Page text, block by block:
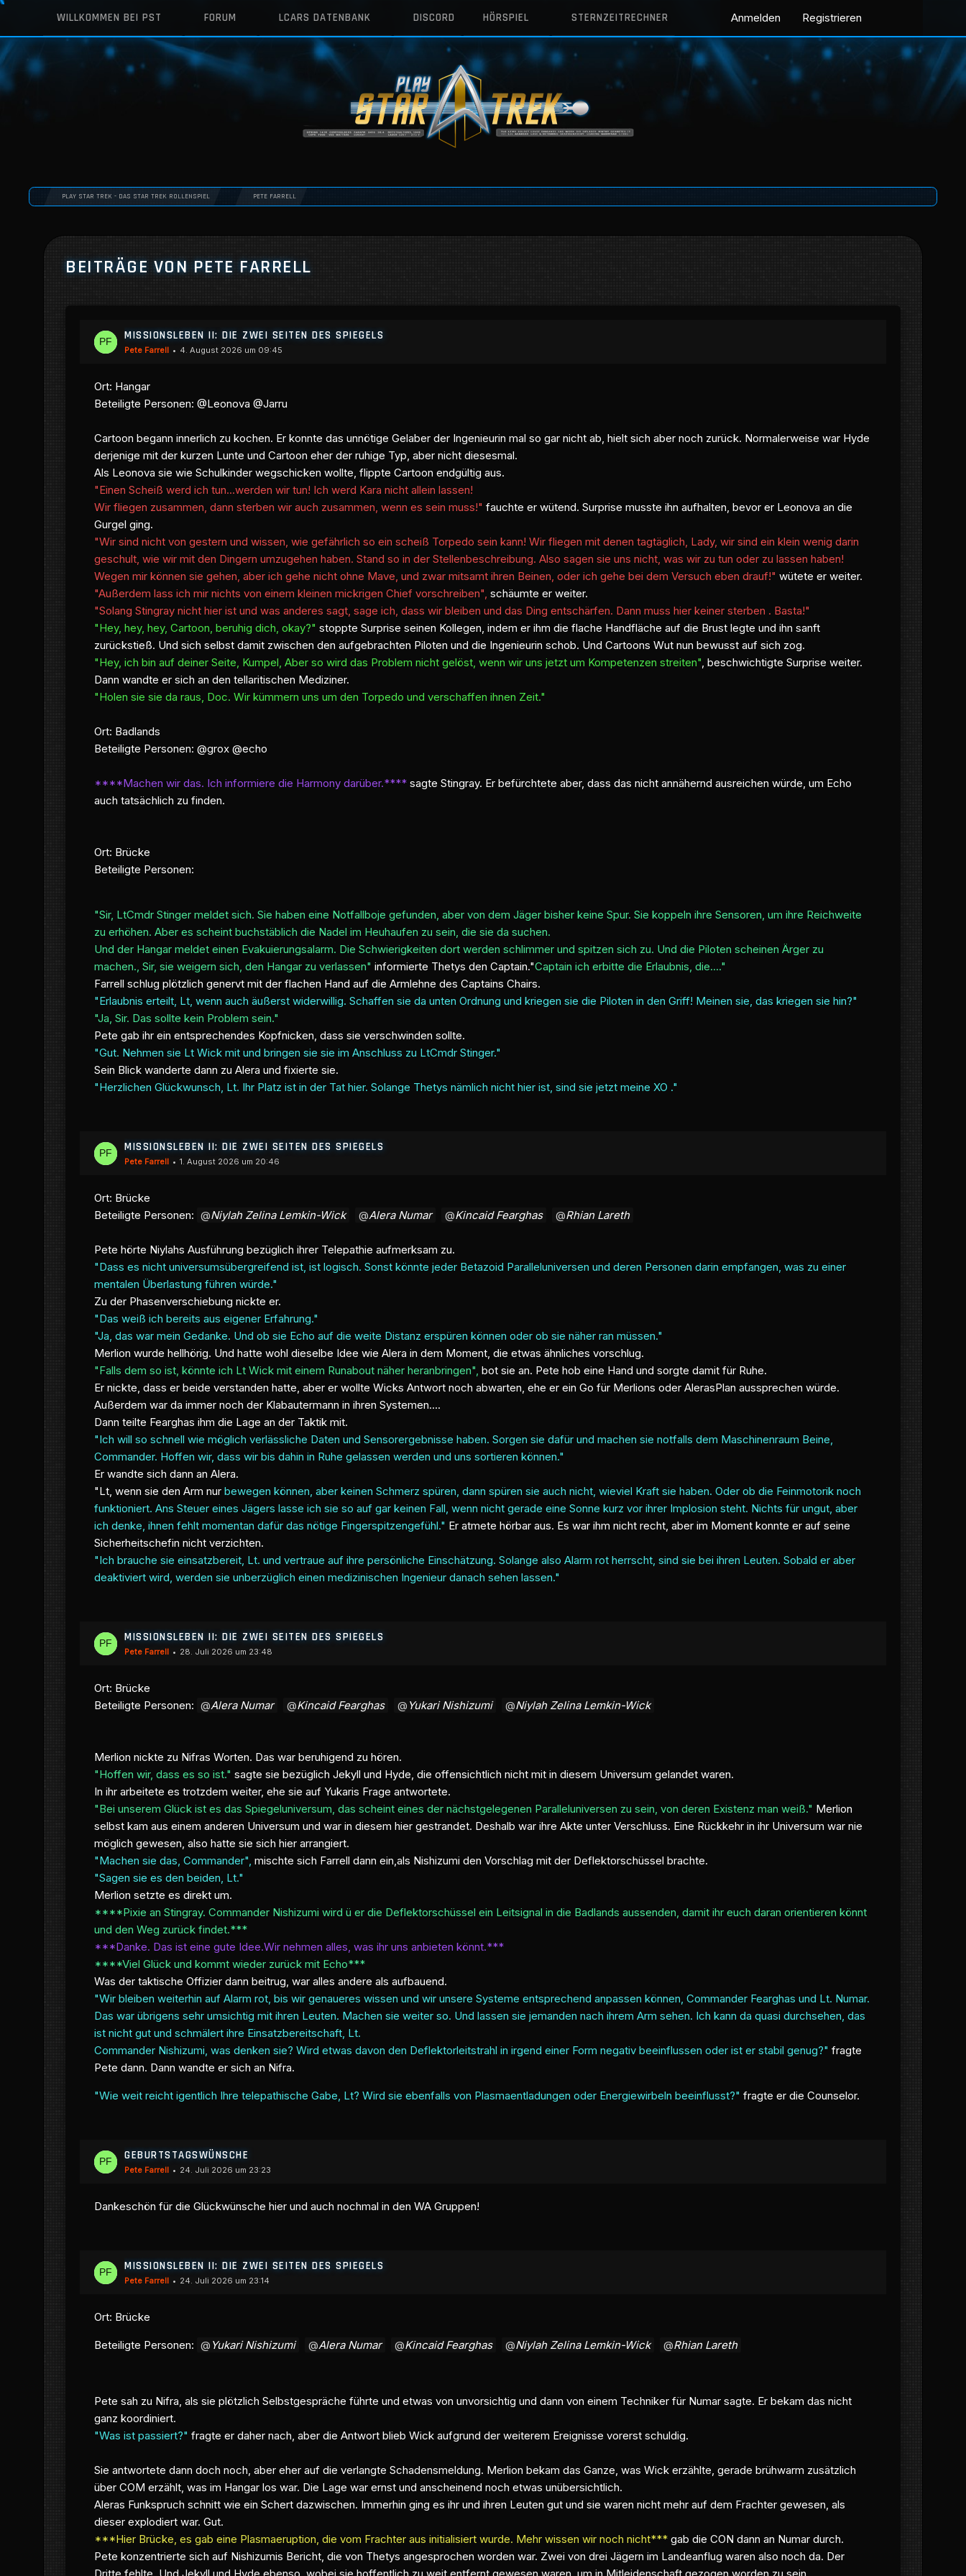
WILLKOMMEN BEI PST FORUM LCARS DATENBANK DISCORD HÖRSPIEL STERNZEITRECHNER Anmelden Registrieren
PLAY STAR TREK - DAS STAR TREK ROLLENSPIEL PETE FARRELL
BEITRÄGE VON PETE FARRELL
MISSIONSLEBEN II: DIE ZWEI SEITEN DES SPIEGELS
Pete Farrell 4. August 2026 um 09:45
Ort: Hangar
Beteiligte Personen: @Leonova @Jarru
Cartoon begann innerlich zu kochen. Er konnte das unnötige Gelaber der Ingenieurin mal so gar nicht ab, hielt sich aber noch zurück. Normalerweise war Hyde
derjenige mit der kurzen Lunte und Cartoon eher der ruhige Typ, aber nicht diesesmal.
Als Leonova sie wie Schulkinder wegschicken wollte, flippte Cartoon endgültig aus.
"Einen Scheiß werd ich tun...werden wir tun! Ich werd Kara nicht allein lassen!
Wir fliegen zusammen, dann sterben wir auch zusammen, wenn es sein muss!" fauchte er wütend. Surprise musste ihn aufhalten, bevor er Leonova an die
Gurgel ging.
"Wir sind nicht von gestern und wissen, wie gefährlich so ein scheiß Torpedo sein kann! Wir fliegen mit denen tagtäglich, Lady, wir sind ein klein wenig darin
geschult, wie wir mit den Dingern umzugehen haben. Stand so in der Stellenbeschreibung. Also sagen sie uns nicht, was wir zu tun oder zu lassen haben!
Wegen mir können sie gehen, aber ich gehe nicht ohne Mave, und zwar mitsamt ihren Beinen, oder ich gehe bei dem Versuch eben drauf!"wütete er weiter.
"Außerdem lass ich mir nichts von einem kleinen mickrigen Chief vorschreiben",schäumte er weiter.
"Solang Stingray nicht hier ist und was anderes sagt, sage ich, dass wir bleiben und das Ding entschärfen. Dann muss hier keiner sterben . Basta!"
"Hey, hey, hey, Cartoon, beruhig dich, okay?"stoppte Surprise seinen Kollegen, indem er ihm die flache Handfläche auf die Brust legte und ihn sanft
zurückstieß. Und sich selbst damit zwischen den aufgebrachten Piloten und die Ingenieurin schob. Und Cartoons Wut nun bewusst auf sich zog.
"Hey, ich bin auf deiner Seite, Kumpel, Aber so wird das Problem nicht gelöst, wenn wir uns jetzt um Kompetenzen streiten", beschwichtigte Surprise weiter.
Dann wandte er sich an den tellaritischen Mediziner.
"Holen sie sie da raus, Doc. Wir kümmern uns um den Torpedo und verschaffen ihnen Zeit."
Ort: Badlands
Beteiligte Personen: @grox @echo
****Machen wir das. Ich informiere die Harmony darüber.****sagte Stingray. Er befürchtete aber, dass das nicht annähernd ausreichen würde, um Echo
auch tatsächlich zu finden.
Ort: Brücke
Beteiligte Personen:
"Sir, LtCmdr Stinger meldet sich. Sie haben eine Notfallboje gefunden, aber von dem Jäger bisher keine Spur. Sie koppeln ihre Sensoren, um ihre Reichweite
zu erhöhen. Aber es scheint buchstäblich die Nadel im Heuhaufen zu sein, die sie da suchen.
Und der Hangar meldet einen Evakuierungsalarm. Die Schwierigkeiten dort werden schlimmer und spitzen sich zu. Und die Piloten scheinen Ärger zu
machen., Sir, sie weigern sich, den Hangar zu verlassen" informierte Thetys den Captain."Captain ich erbitte die Erlaubnis, die...."
Farrell schlug plötzlich genervt mit der flachen Hand auf die Armlehne des Captains Chairs.
"Erlaubnis erteilt, Lt, wenn auch äußerst widerwillig. Schaffen sie da unten Ordnung und kriegen sie die Piloten in den Griff! Meinen sie, das kriegen sie hin?"
"Ja, Sir. Das sollte kein Problem sein."
Pete gab ihr ein entsprechendes Kopfnicken, dass sie verschwinden sollte.
"Gut. Nehmen sie Lt Wick mit und bringen sie sie im Anschluss zu LtCmdr Stinger."
Sein Blick wanderte dann zu Alera und fixierte sie.
"Herzlichen Glückwunsch, Lt. Ihr Platz ist in der Tat hier. Solange Thetys nämlich nicht hier ist, sind sie jetzt meine XO ."
MISSIONSLEBEN II: DIE ZWEI SEITEN DES SPIEGELS
Pete Farrell 1. August 2026 um 20:46
Ort: Brücke
Beteiligte Personen:
Niylah Zelina Lemkin-Wick Alera Numar Kincaid Fearghas Rhian Lareth
Pete hörte Niylahs Ausführung bezüglich ihrer Telepathie aufmerksam zu.
"Dass es nicht universumsübergreifend ist, ist logisch. Sonst könnte jeder Betazoid Paralleluniversen und deren Personen darin empfangen, was zu einer
mentalen Überlastung führen würde."
Zu der Phasenverschiebung nickte er.
"Das weiß ich bereits aus eigener Erfahrung."
"Ja, das war mein Gedanke. Und ob sie Echo auf die weite Distanz erspüren können oder ob sie näher ran müssen."
Merlion wurde hellhörig. Und hatte wohl dieselbe Idee wie Alera in dem Moment, die etwas ähnliches vorschlug.
"Falls dem so ist, könnte ich Lt Wick mit einem Runabout näher heranbringen", bot sie an. Pete hob eine Hand und sorgte damit für Ruhe.
Er nickte, dass er beide verstanden hatte, aber er wollte Wicks Antwort noch abwarten, ehe er ein Go für Merlions oder AlerasPlan aussprechen würde.
Außerdem war da immer noch der Klabautermann in ihren Systemen....
Dann teilte Fearghas ihm die Lage an der Taktik mit.
"Ich will so schnell wie möglich verlässliche Daten und Sensorergebnisse haben. Sorgen sie dafür und machen sie notfalls dem Maschinenraum Beine,
Commander. Hoffen wir, dass wir bis dahin in Ruhe gelassen werden und uns sortieren können."
Er wandte sich dann an Alera.
"Lt, wenn sie den Arm nurbewegen können, aber keinen Schmerz spüren, dann spüren sie auch nicht, wieviel Kraft sie haben. Oder ob die Feinmotorik noch
funktioniert. Ans Steuer eines Jägers lasse ich sie so auf gar keinen Fall, wenn nicht gerade eine Sonne kurz vor ihrer Implosion steht. Nichts für ungut, aber
ich denke, ihnen fehlt momentan dafür das nötige Fingerspitzengefühl." Er atmete hörbar aus. Es war ihm nicht recht, aber im Moment konnte er auf seine
Sicherheitschefin nicht verzichten.
"Ich brauche sie einsatzbereit, Lt. und vertraue auf ihre persönliche Einschätzung. Solange also Alarm rot herrscht, sind sie bei ihren Leuten. Sobald er aber
deaktiviert wird, werden sie unberzüglich einen medizinischen Ingenieur danach sehen lassen."
MISSIONSLEBEN II: DIE ZWEI SEITEN DES SPIEGELS
Pete Farrell 28. Juli 2026 um 23:48
Ort: Brücke
Beteiligte Personen:
Alera Numar Kincaid Fearghas Yukari Nishizumi Niylah Zelina Lemkin-Wick
Merlion nickte zu Nifras Worten. Das war beruhigend zu hören.
"Hoffen wir, dass es so ist."sagte sie bezüglich Jekyll und Hyde, die offensichtlich nicht mit in diesem Universum gelandet waren.
In ihr arbeitete es trotzdem weiter, ehe sie auf Yukaris Frage antwortete.
"Bei unserem Glück ist es das Spiegeluniversum, das scheint eines der nächstgelegenen Paralleluniversen zu sein, von deren Existenz man weiß." Merlion
selbst kam aus einem anderen Universum und war in diesem hier gestrandet. Deshalb war ihre Akte unter Verschluss. Eine Rückkehr in ihr Universum war nie
möglich gewesen, also hatte sie sich hier arrangiert.
"Machen sie das, Commander", mischte sich Farrell dann ein,als Nishizumi den Vorschlag mit der Deflektorschüssel brachte.
"Sagen sie es den beiden, Lt."
Merlion setzte es direkt um.
****Pixie an Stingray. Commander Nishizumi wird ü er die Deflektorschüssel ein Leitsignal in die Badlands aussenden, damit ihr euch daran orientieren könnt
und den Weg zurück findet.***
***Danke. Das ist eine gute Idee.Wir nehmen alles, was ihr uns anbieten könnt.***
****Viel Glück und kommt wieder zurück mit Echo***
Was der taktische Offizier dann beitrug, war alles andere als aufbauend.
"Wir bleiben weiterhin auf Alarm rot, bis wir genaueres wissen und wir unsere Systeme entsprechend anpassen können, Commander Fearghas und Lt. Numar.
Das war übrigens sehr umsichtig mit ihren Leuten. Machen sie weiter so. Und lassen sie jemanden nach ihrem Arm sehen. Ich kann da quasi durchsehen, das
ist nicht gut und schmälert ihre Einsatzbereitschaft, Lt.
Commander Nishizumi, was denken sie? Wird etwas davon den Deflektorleitstrahl in irgend einer Form negativ beeinflussen oder ist er stabil genug?"fragte
Pete dann. Dann wandte er sich an Nifra.
"Wie weit reicht igentlich Ihre telepathische Gabe, Lt? Wird sie ebenfalls von Plasmaentladungen oder Energiewirbeln beeinflusst?" fragte er die Counselor.
GEBURTSTAGSWÜNSCHE
Pete Farrell 24. Juli 2026 um 23:23
Dankeschön für die Glückwünsche hier und auch nochmal in den WA Gruppen!
MISSIONSLEBEN II: DIE ZWEI SEITEN DES SPIEGELS
Pete Farrell 24. Juli 2026 um 23:14
Ort: Brücke
Beteiligte Personen: Yukari Nishizumi Alera Numar Kincaid Fearghas Niylah Zelina Lemkin-Wick Rhian Lareth
Pete sah zu Nifra, als sie plötzlich Selbstgespräche führte und etwas von unvorsichtig und dann von einem Techniker für Numar sagte. Er bekam das nicht
ganz koordiniert.
"Was ist passiert?"fragte er daher nach, aber die Antwort blieb Wick aufgrund der weiterem Ereignisse vorerst schuldig.
Sie antwortete dann doch noch, aber eher auf die verlangte Schadensmeldung. Merlion bekam das Ganze, was Wick erzählte, gerade brühwarm zusätzlich
über COM erzählt, was im Hangar los war. Die Lage war ernst und anscheinend noch etwas unübersichtlich.
Aleras Funkspruch schnitt wie ein Schert dazwischen. Immerhin ging es ihr und ihren Leuten gut und sie waren nicht mehr auf dem Frachter gewesen, als
dieser explodiert war. Gut.
***Hier Brücke, es gab eine Plasmaeruption, die vom Frachter aus initialisiert wurde. Mehr wissen wir noch nicht*** gab die CON dann an Numar durch.
Pete konzentrierte sich auf Nishizumis Bericht, die von Thetys angesprochen worden war. Zwei von drei Jägern im Landeanflug waren also noch da. Der